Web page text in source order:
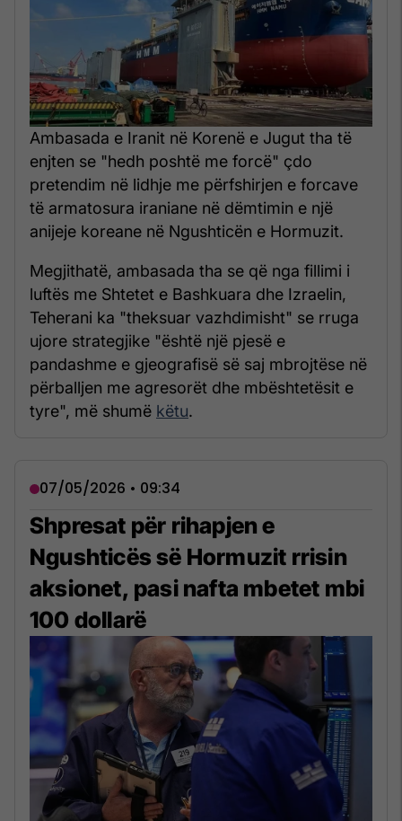
Ambasada e Iranit në Korenë e Jugut tha të
enjten se "hedh poshtë me forcë" çdo
pretendim në lidhje me përfshirjen e forcave
të armatosura iraniane në dëmtimin e një
anijeje koreane në Ngushticën e Hormuzit.
Megjithatë, ambasada tha se që nga fillimi i
luftës me Shtetet e Bashkuara dhe Izraelin,
Teherani ka "theksuar vazhdimisht" se rruga
ujore strategjike "është një pjesë e
pandashme e gjeografisë së saj mbrojtëse në
përballjen me agresorët dhe mbështetësit e
tyre", më shumë këtu.
07/05/2026 • 09:34
Shpresat për rihapjen e
Ngushticës së Hormuzit rrisin
aksionet, pasi nafta mbetet mbi
100 dollarë